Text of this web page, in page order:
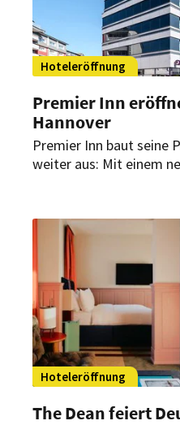
Hoteleröffnung
Premier Inn
Hannover
Premier Inn baut seine
weiter aus: Mit einem
Hotel der Gruppe in
Hoteleröffnung
The Dean feiert